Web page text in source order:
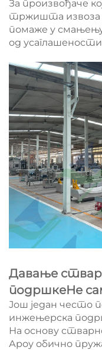
За произвођаче
тржишта извоза
помаже у
од
Давање
подршкеНе
Још један често
инжењерска
На основу
Ароу обично